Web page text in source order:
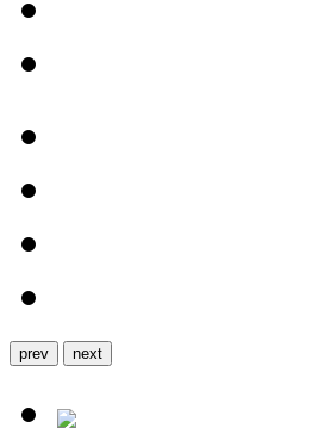
prev next